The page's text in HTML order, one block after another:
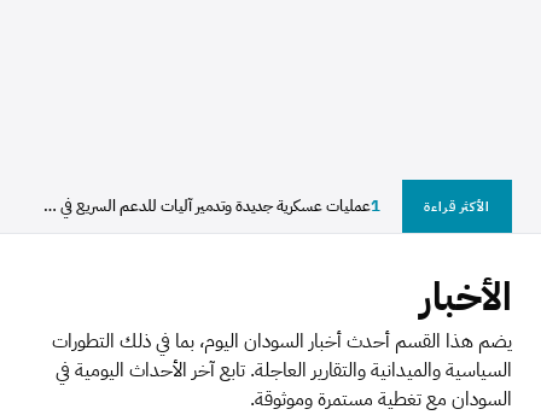
الأكثر قراءة 1 عمليات عسكرية جديدة وتدمير آليات للدعم السريع في شمال...
الأخبار
يضم هذا القسم أحدث أخبار السودان اليوم، بما في ذلك التطورات
السياسية والميدانية والتقارير العاجلة. تابع آخر الأحداث اليومية في
السودان مع تغطية مستمرة وموثوقة.